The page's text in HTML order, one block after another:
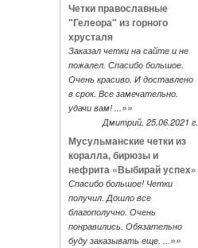
Четки православные
"Гелеора" из горного
хрусталя
Заказал четки на сайте и не
пожалел. Спасибо большое.
Очень красиво. И доставлено
в срок. Все замечательно.
удачи вам! ...»»
Дмитрий, 25.06.2021 г.
Мусульманские четки из
коралла, бирюзы и
нефрита «Выбирай успех»
Спасибо большое! Четки
получил. Дошло все
благополучно. Очень
понравились. Обязательно
буду заказывать еще. ...»»